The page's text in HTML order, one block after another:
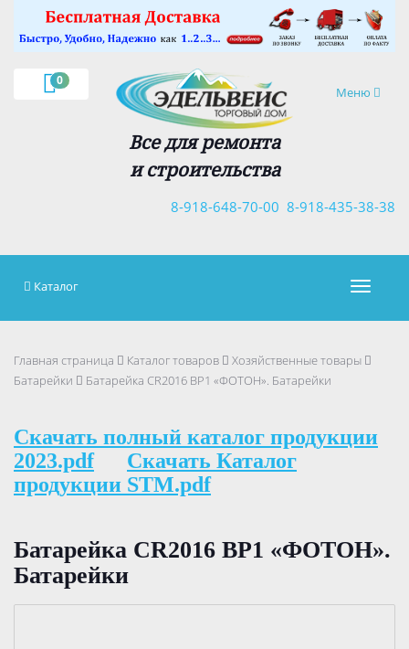
0
Навигация
Меню
Все для ремонта
и строительства
8-918-435-38-38
8-918-648-70-00
×
Каталог
Главная страница Каталог товаров
Хозяйственные товары
Батарейки
Батарейка CR2016 ВР1 «ФОТОН». Батарейки
Скачать полный каталог продукции
2023.pdf
Скачать Каталог
продукции STM.pdf
Батарейка CR2016 ВР1 «ФОТОН».
Батарейки